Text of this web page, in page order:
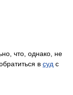
что, однако, не
в суд с